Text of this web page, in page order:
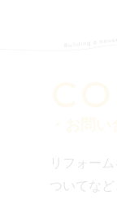
リフォー
ついてな